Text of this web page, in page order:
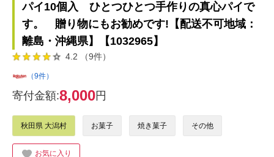
パイ10個入 ひとつひとつ手作りの真心パイで
す。 贈り物にもお勧めです!【配送不可地域：
離島・沖縄県】【1032965】
4.2 （9件）
（9件）
寄付金額:8,000円
秋田県 大潟村 お菓子 焼き菓子 その他
お気に入り